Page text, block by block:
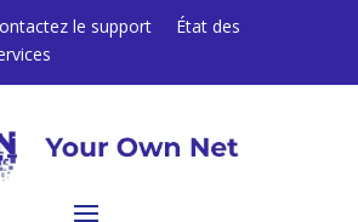
le support
État des